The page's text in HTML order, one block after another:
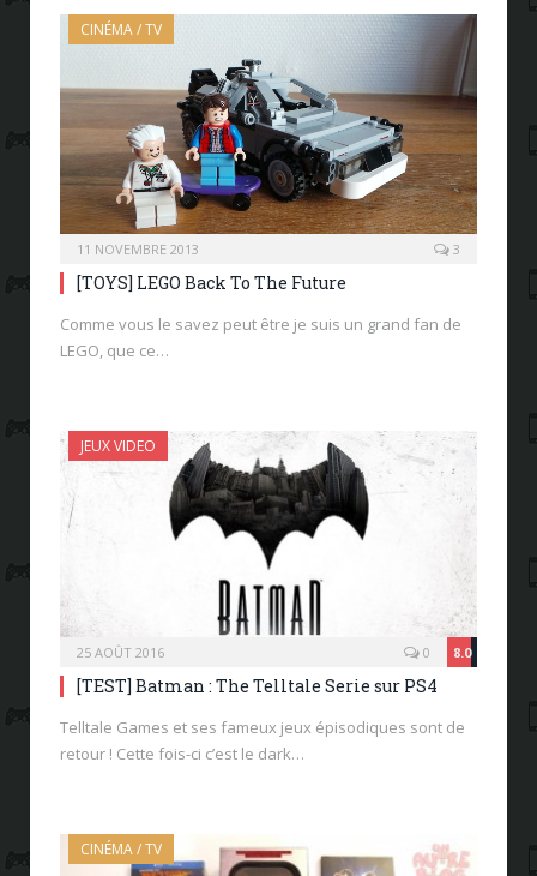
CINÉMA / TV
11 NOVEMBRE 2013 3
[TOYS] LEGO Back To The Future
Comme vous le savez peut être je suis un grand fan de
LEGO, que ce…
JEUX VIDEO
25 AOÛT 2016 8.0
0
[TEST] Batman : The Telltale Serie sur PS4
Telltale Games et ses fameux jeux épisodiques sont de
retour ! Cette fois-ci c’est le dark…
CINÉMA / TV